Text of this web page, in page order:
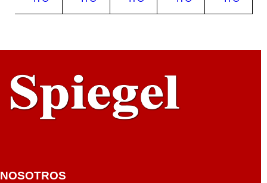
O77
LG
EN
EN
SB
O77
LG
NOSOTROS